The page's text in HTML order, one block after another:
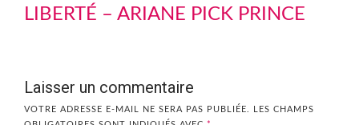
LIBERTÉ – ARIANE PICK PRINCE
Laisser un commentaire
VOTRE ADRESSE E-MAIL NE SERA PAS PUBLIÉE.
LES CHAMPS